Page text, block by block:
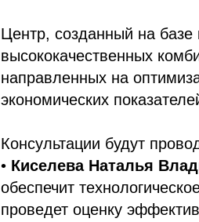
Центр, созданный на базе
высококачественных
направленных на
экономических
Консультации будут
• Киселева Наталья
обеспечит
проведет оценку